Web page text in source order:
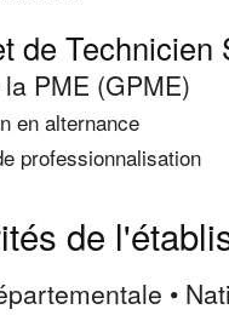
de Technicien
PME (GPME)
en alternance
professionnalisation
de
•